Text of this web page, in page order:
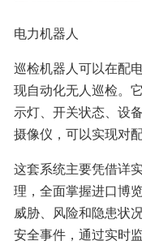
电力机器人
巡检机器人可以在配
现自动化无人巡检。
示灯、开关状态、设
摄像仪，可以实现对
这套系统主要凭借详
理，全面掌握进口博
威胁、风险和隐患状
安全事件，通过实时